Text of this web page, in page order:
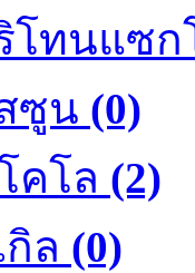
โทนแซ
ซูน (0)
คโล (2)
กิล (0)